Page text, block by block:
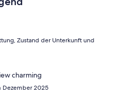
Zustand der Unterkunft und
charming
Dezember 2025